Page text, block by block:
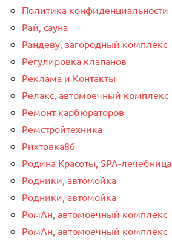
Политика конфиденциальности
Рай, сауна
Рандеву, загородный комплекс
Регулировка клапанов
Реклама и Контакты
Релакс, автомоечный комплекс
Ремонт карбюраторов
Ремстройтехника
Рихтовка86
Родина Красоты, SPA-лечебница
Родники, автомойка
Родники, автомойка
РомАн, автомоечный комплекс
РомАн, автомоечный комплекс